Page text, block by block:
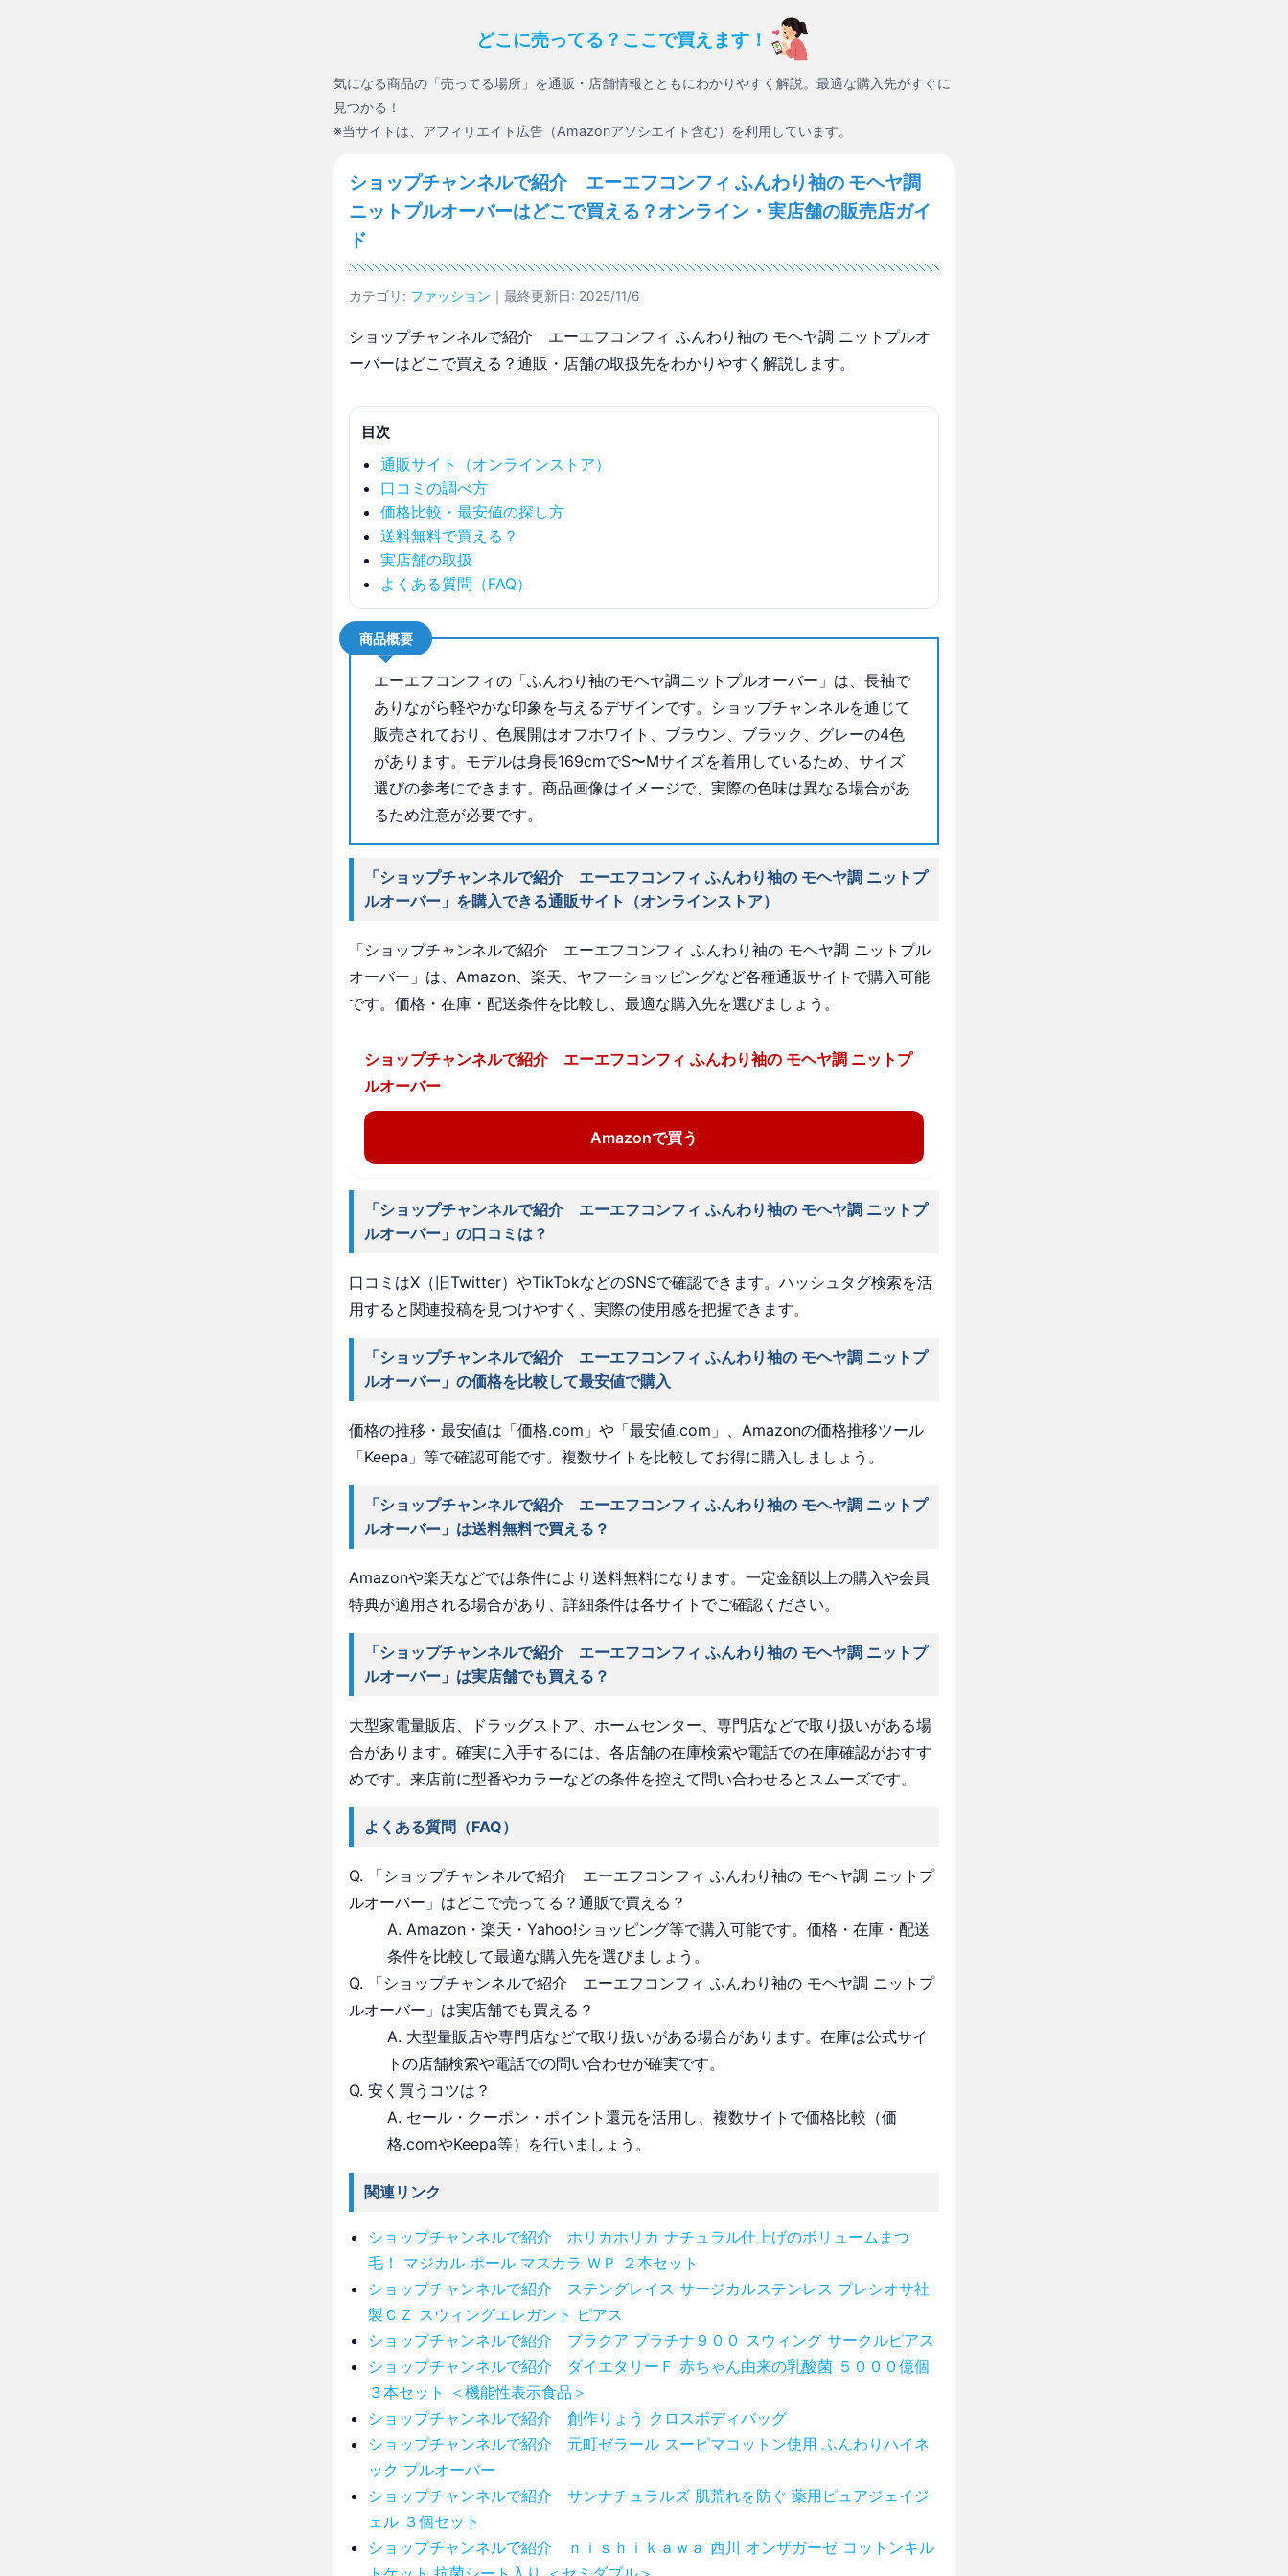
どこに売ってる？ここで買えます！
気になる商品の「売ってる場所」を通販・店舗情報とともにわかりやすく解説。最適な購入先がすぐに
見つかる！
※当サイトは、アフィリエイト広告（Amazonアソシエイト含む）を利用しています。
ショップチャンネルで紹介 エーエフコンフィ ふんわり袖の モヘヤ調
ニットプルオーバーはどこで買える？オンライン・実店舗の販売店ガイ
ド
カテゴリ: ファッション ｜最終更新日: 2025/11/6
ショップチャンネルで紹介 エーエフコンフィ ふんわり袖の モヘヤ調 ニットプルオ
ーバーはどこで買える？通販・店舗の取扱先をわかりやすく解説します。
目次
通販サイト（オンラインストア）
口コミの調べ方
価格比較・最安値の探し方
送料無料で買える？
実店舗の取扱
よくある質問（FAQ）
商品概要
エーエフコンフィの「ふんわり袖のモヘヤ調ニットプルオーバー」は、長袖で
ありながら軽やかな印象を与えるデザインです。ショップチャンネルを通じて
販売されており、色展開はオフホワイト、ブラウン、ブラック、グレーの4色
があります。モデルは身長169cmでS〜Mサイズを着用しているため、サイズ
選びの参考にできます。商品画像はイメージで、実際の色味は異なる場合があ
るため注意が必要です。
「ショップチャンネルで紹介 エーエフコンフィ ふんわり袖の モヘヤ調 ニットプ
ルオーバー」を購入できる通販サイト（オンラインストア）
「ショップチャンネルで紹介 エーエフコンフィ ふんわり袖の モヘヤ調 ニットプル
オーバー」は、Amazon、楽天、ヤフーショッピングなど各種通販サイトで購入可能
です。価格・在庫・配送条件を比較し、最適な購入先を選びましょう。
ショップチャンネルで紹介 エーエフコンフィ ふんわり袖の モヘヤ調 ニットプ
ルオーバー
Amazonで買う
「ショップチャンネルで紹介 エーエフコンフィ ふんわり袖の モヘヤ調 ニットプ
ルオーバー」の口コミは？
口コミはX（旧Twitter）やTikTokなどのSNSで確認できます。ハッシュタグ検索を活
用すると関連投稿を見つけやすく、実際の使用感を把握できます。
「ショップチャンネルで紹介 エーエフコンフィ ふんわり袖の モヘヤ調 ニットプ
ルオーバー」の価格を比較して最安値で購入
価格の推移・最安値は「価格.com」や「最安値.com」、Amazonの価格推移ツール
「Keepa」等で確認可能です。複数サイトを比較してお得に購入しましょう。
「ショップチャンネルで紹介 エーエフコンフィ ふんわり袖の モヘヤ調 ニットプ
ルオーバー」は送料無料で買える？
Amazonや楽天などでは条件により送料無料になります。一定金額以上の購入や会員
特典が適用される場合があり、詳細条件は各サイトでご確認ください。
「ショップチャンネルで紹介 エーエフコンフィ ふんわり袖の モヘヤ調 ニットプ
ルオーバー」は実店舗でも買える？
大型家電量販店、ドラッグストア、ホームセンター、専門店などで取り扱いがある場
合があります。確実に入手するには、各店舗の在庫検索や電話での在庫確認がおすす
めです。来店前に型番やカラーなどの条件を控えて問い合わせるとスムーズです。
よくある質問（FAQ）
Q. 「ショップチャンネルで紹介 エーエフコンフィ ふんわり袖の モヘヤ調 ニットプ
ルオーバー」はどこで売ってる？通販で買える？
A. Amazon・楽天・Yahoo!ショッピング等で購入可能です。価格・在庫・配送
条件を比較して最適な購入先を選びましょう。
Q. 「ショップチャンネルで紹介 エーエフコンフィ ふんわり袖の モヘヤ調 ニットプ
ルオーバー」は実店舗でも買える？
A. 大型量販店や専門店などで取り扱いがある場合があります。在庫は公式サイ
トの店舗検索や電話での問い合わせが確実です。
Q. 安く買うコツは？
A. セール・クーポン・ポイント還元を活用し、複数サイトで価格比較（価
格.comやKeepa等）を行いましょう。
関連リンク
ショップチャンネルで紹介 ホリカホリカ ナチュラル仕上げのボリュームまつ
毛！ マジカル ポール マスカラ ＷＰ ２本セット
ショップチャンネルで紹介 ステングレイス サージカルステンレス プレシオサ社
製ＣＺ スウィングエレガント ピアス
ショップチャンネルで紹介 プラクア プラチナ９００ スウィング サークルピアス
ショップチャンネルで紹介 ダイエタリーＦ 赤ちゃん由来の乳酸菌 ５０００億個
３本セット ＜機能性表示食品＞
ショップチャンネルで紹介 創作りょう クロスボディバッグ
ショップチャンネルで紹介 元町ゼラール スーピマコットン使用 ふんわりハイネ
ック プルオーバー
ショップチャンネルで紹介 サンナチュラルズ 肌荒れを防ぐ 薬用ピュアジェイジ
ェル ３個セット
ショップチャンネルで紹介 ｎｉｓｈｉｋａｗａ 西川 オンザガーゼ コットンキル